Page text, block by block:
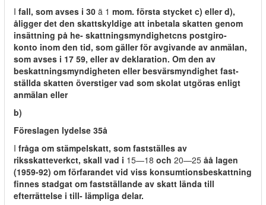
I fall, som avses i 30 ä 1 mom. första stycket c) eller d),
åligger det den skattskyldige att inbetala skatten genom
insättning på he- skattningsmyndighetcns postgiro-
konto inom den tid, som gäller för avgivande av anmälan,
som avses i 17 59, eller av deklaration. Om den av
beskattningsmyndigheten eller besvärsmyndighet fast-
ställda skatten överstiger vad som skolat utgöras enligt
anmälan eller
b)
Föreslagen lydelse 35å
I fråga om stämpelskatt, som fastställes av
riksskatteverkct, skall vad i 15—18 och 20—25 åå lagen
(1959-92) om förfarandet vid viss konsumtionsbeskattning
finnes stadgat om fastställande av skatt lända till
efterrättelse i till- lämpliga delar.